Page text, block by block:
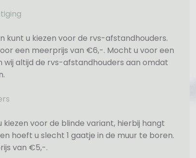
kunt u kiezen voor de rvs-afstandhouders.
een meerprijs van €6,-. Mocht u voor een
altijd de rvs-afstandhouders aan omdat
voor de blinde variant, hierbij hangt
hoeft u slecht 1 gaatje in de muur te boren.
van €5,-.